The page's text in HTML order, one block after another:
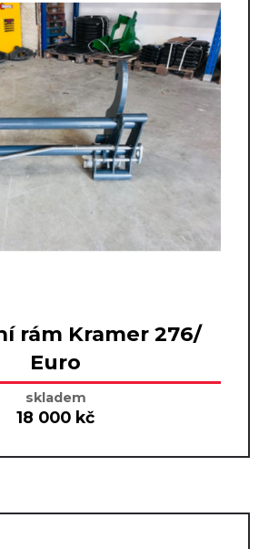
rám Kramer 276/
Euro
skladem
18 000 kč